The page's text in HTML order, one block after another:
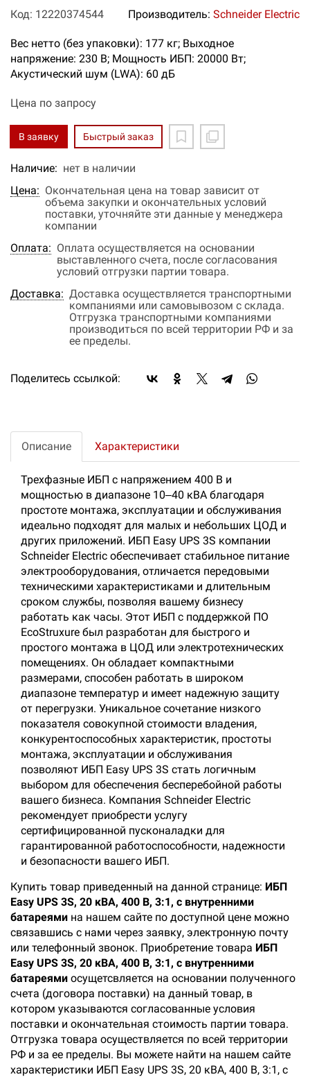
Код: 12220374544 Производитель: Schneider Electric
Вес нетто (без упаковки): 177 кг; Выходное
напряжение: 230 В; Мощность ИБП: 20000 Вт;
Акустический шум (LWA): 60 дБ
Цена по запросу
В заявку Быстрый заказ
Наличие: нет в наличии
Цена: Окончательная цена на товар зависит от
объема закупки и окончательных условий
поставки, уточняйте эти данные у менеджера
компании
Оплата: Оплата осуществляется на основании
выставленного счета, после согласования
условий отгрузки партии товара.
Доставка: Доставка осуществляется транспортными
компаниями или самовывозом с склада.
Отгрузка транспортными компаниями
производиться по всей территории РФ и за
ее пределы.
Поделитесь ссылкой:
Описание Характеристики
Трехфазные ИБП с напряжением 400 В и
мощностью в диапазоне 10‒40 кВА благодаря
простоте монтажа, эксплуатации и обслуживания
идеально подходят для малых и небольших ЦОД и
других приложений. ИБП Easy UPS 3S компании
Schneider Electric обеспечивает стабильное питание
электрооборудования, отличается передовыми
техническими характеристиками и длительным
сроком службы, позволяя вашему бизнесу
работать как часы. Этот ИБП с поддержкой ПО
EcoStruxure был разработан для быстрого и
простого монтажа в ЦОД или электротехнических
помещениях. Он обладает компактными
размерами, способен работать в широком
диапазоне температур и имеет надежную защиту
от перегрузки. Уникальное сочетание низкого
показателя совокупной стоимости владения,
конкурентоспособных характеристик, простоты
монтажа, эксплуатации и обслуживания
позволяют ИБП Easy UPS 3S стать логичным
выбором для обеспечения бесперебойной работы
вашего бизнеса. Компания Schneider Electric
рекомендует приобрести услугу
сертифицированной пусконаладки для
гарантированной работоспособности, надежности
и безопасности вашего ИБП.
Купить товар приведенный на данной странице: ИБП
Easy UPS 3S, 20 кВА, 400 В, 3:1, с внутренними
батареями на нашем сайте по доступной цене можно
связавшись с нами через заявку, электронную почту
или телефонный звонок. Приобретение товара ИБП
Easy UPS 3S, 20 кВА, 400 В, 3:1, с внутренними
батареями осущетсвляется на основании полученного
счета (договора поставки) на данный товар, в
котором указываются согласованные условия
поставки и окончательная стоимость партии товара.
Отгрузка товара осуществляется по всей территории
РФ и за ее пределы. Вы можете найти на нашем сайте
характеристики ИБП Easy UPS 3S, 20 кВА, 400 В, 3:1, с